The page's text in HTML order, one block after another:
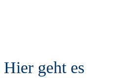
Hier geht es